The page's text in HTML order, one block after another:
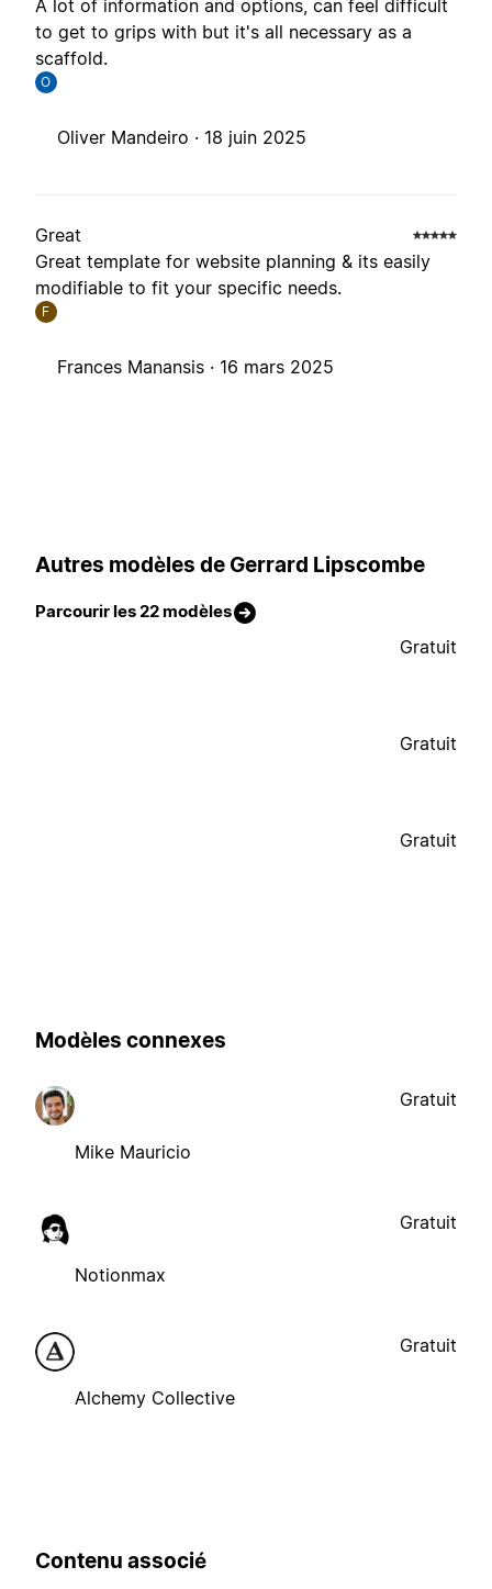
A lot of information and options, can feel difficult
to get to grips with but it's all necessary as a
scaffold.
O
Oliver Mandeiro · 18 juin 2025
Great
Great template for website planning & its easily
modifiable to fit your specific needs.
F
Frances Manansis · 16 mars 2025
Autres modèles de Gerrard Lipscombe
Parcourir les 22 modèles
Gratuit
Gratuit
Gratuit
Modèles connexes
Mike Mauricio
Gratuit
Notionmax
Gratuit
Alchemy Collective
Gratuit
Contenu associé